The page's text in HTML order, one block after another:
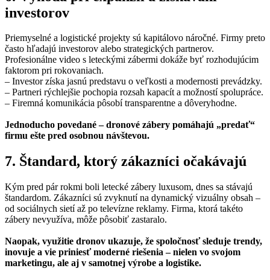
investorov
Priemyselné a logistické projekty sú kapitálovo náročné. Firmy preto
často hľadajú investorov alebo strategických partnerov.
Profesionálne video s leteckými zábermi dokáže byť rozhodujúcim
faktorom pri rokovaniach.
– Investor získa jasnú predstavu o veľkosti a modernosti prevádzky.
– Partneri rýchlejšie pochopia rozsah kapacít a možností spolupráce.
– Firemná komunikácia pôsobí transparentne a dôveryhodne.
Jednoducho povedané – dronové zábery pomáhajú „predať“
firmu ešte pred osobnou návštevou.
7. Štandard, ktorý zákazníci očakávajú
Kým pred pár rokmi boli letecké zábery luxusom, dnes sa stávajú
štandardom. Zákazníci sú zvyknutí na dynamický vizuálny obsah –
od sociálnych sietí až po televízne reklamy. Firma, ktorá takéto
zábery nevyužíva, môže pôsobiť zastaralo.
Naopak, využitie dronov ukazuje, že spoločnosť sleduje trendy,
inovuje a vie priniesť moderné riešenia – nielen vo svojom
marketingu, ale aj v samotnej výrobe a logistike.